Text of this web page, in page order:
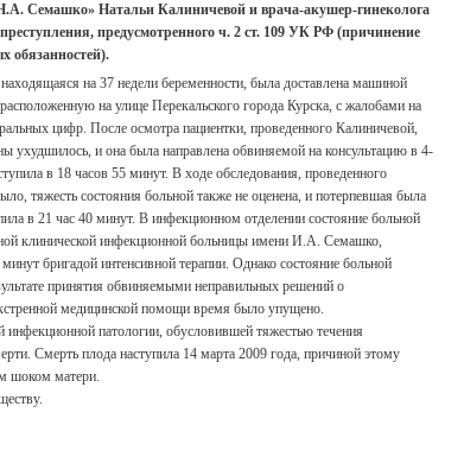
Семашко» Натальи Калиничевой и врача-акушер-гинеколога
предусмотренного ч. 2 ст. 109 УК РФ (причинение
обязанностей).
на 37 недели беременности, была доставлена машиной
на улице Перекальского города Курска, с жалобами на
цифр. После осмотра пациентки, проведенного Калиничевой,
ухудшилось, и она была направлена обвиняемой на консультацию в 4-
в 18 часов 55 минут. В ходе обследования, проведенного
тяжесть состояния больной также не оценена, и потерпевшая была
в 21 час 40 минут. В инфекционном отделении состояние больной
клинической инфекционной больницы имени И.А. Семашко,
бригадой интенсивной терапии. Однако состояние больной
принятия обвиняемыми неправильных решений о
медицинской помощи время было упущено.
инфекционной патологии, обусловившей тяжестью течения
Смерть плода наступила 14 марта 2009 года, причиной этому
шоком матери.